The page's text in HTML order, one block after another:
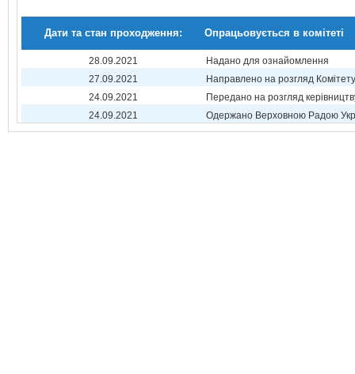
Дати та стан проходження: Опрацьовується в комітеті
28.09.2021
Надано для ознайомлення
27.09.2021
Направлено на розгляд Комітету
24.09.2021
Передано на розгляд
24.09.2021
Одержано Верховною Радою